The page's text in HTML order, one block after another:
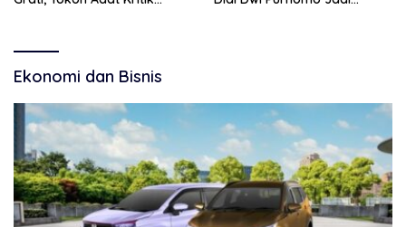
Ekonomi dan Bisnis